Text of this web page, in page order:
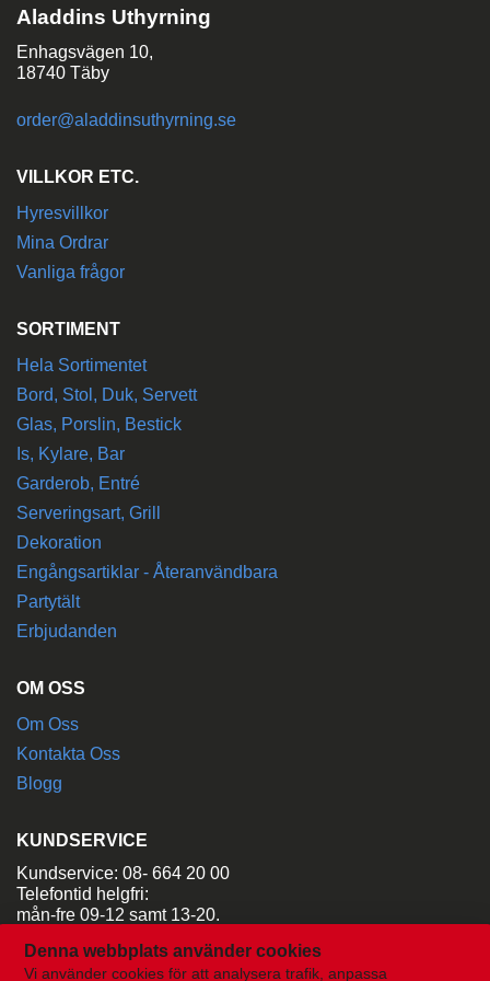
Aladdins Uthyrning
Enhagsvägen 10,
18740 Täby
order@aladdinsuthyrning.se
VILLKOR ETC.
Hyresvillkor
Mina Ordrar
Vanliga frågor
SORTIMENT
Hela Sortimentet
Bord, Stol, Duk, Servett
Glas, Porslin, Bestick
Is, Kylare, Bar
Garderob, Entré
Serveringsart, Grill
Dekoration
Engångsartiklar - Återanvändbara
Partytält
Erbjudanden
OM OSS
Om Oss
Kontakta Oss
Blogg
KUNDSERVICE
Kundservice: 08- 664 20 00
Telefontid helgfri:
mån-fre 09-12 samt 13-20.
Maila: order@aladdinsuthyrning.se
Denna webbplats använder cookies
Vi använder cookies för att analysera trafik, anpassa